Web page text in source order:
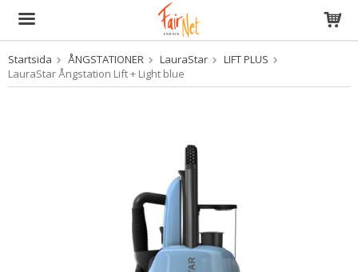
Produkten har blivit tillagd i varukorgen
Startsida ÅNGSTATIONER LauraStar
LIFT PLUS
LauraStar Ångstation Lift + Light blue